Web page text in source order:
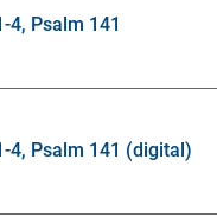
4, Psalm 141
4, Psalm 141 (digital)